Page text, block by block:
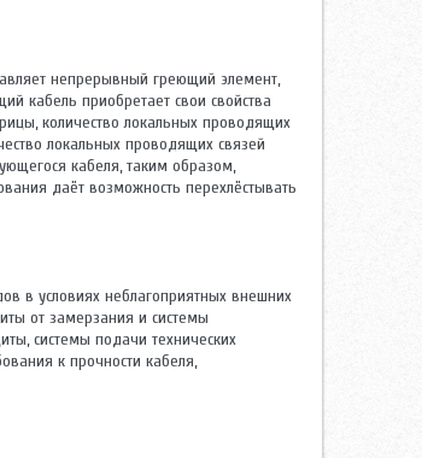
непрерывный греющий элемент,
кабель приобретает свои свойства
количество локальных проводящих
локальных проводящих связей
кабеля, таким образом,
даёт возможность перехлёстывать
в условиях неблагоприятных внешних
от замерзания и системы
системы подачи технических
к прочности кабеля,